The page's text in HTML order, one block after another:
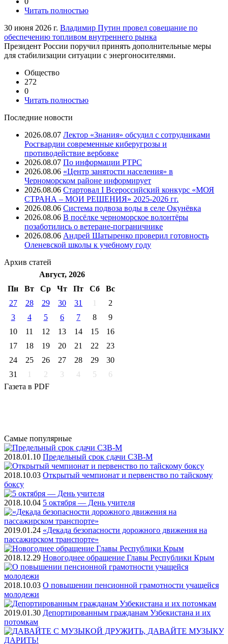
Читать полностью
30 июня 2026 г. Владимир Путин провел совещание по
обеспечению топливом внутреннего рынка
Президент России поручил принять дополнительные меры
для стабилизации ситуации с энергоносителями.
Общество
272
0
Читать полностью
Последние новости
2026.08.07 Лектор «Знания» обсудил с сотрудниками
Росгвардии современные киберугрозы и
противодействие вербовке
2026.08.07 ⁠По информации РТРС
2026.08.06 «Центр занятости населения» в
Черноморском районе информирует
2026.08.06 Стартовал I Всероссийский конкурс «МОЯ
СТРАНА – МОИ РЕШЕНИЯ» 2025-2026 гг.
2026.08.06 Система подвоза воды в селе Окунёвка
2026.08.06 В посёлке черноморское волонтёры
позаботились о ветеране-пограничнике
2026.08.06 Андрей Шатыренко проверил готовность
Оленевской школы к учебному году
Архив статей
Август, 2026
Пн
Вт Ср Чт Пт Cб
Вс
27
28 29 30 31 1
2
3
4 5 6 7 8
9
10
11 12 13 14 15
16
17
18 19 20 21 22
23
24
25 26 27 28 29
30
31
1 2 3 4 5
6
Газета в PDF
Самые популярные
2018.01.10 Предельный срок сдачи СЗВ-М
2018.10.03 Открытый чемпионат и первенство по тайскому
боксу
2018.10.04 5 октября — День учителя
2019.01.24 «Декада безопасности дорожного движения на
пассажирском транспорте»
2018.12.29 Новогоднее обращение Главы Республики Крым
2018.10.03 О повышении пенсионной грамотности учащейся
молодежи
2019.01.30 Депортированным гражданам Узбекистана и их
потомкам